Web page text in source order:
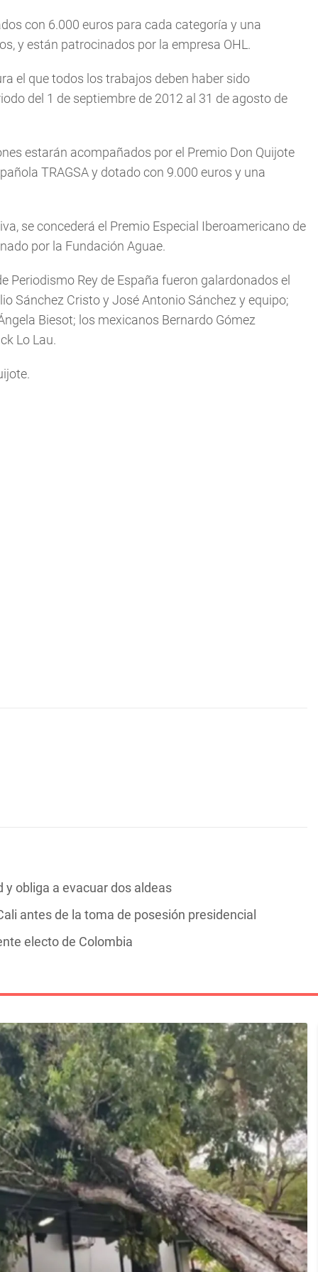
con 6.000 euros para cada categoría y una
y están patrocinados por la empresa OHL.
el que todos los trabajos deben haber sido
del 1 de septiembre de 2012 al 31 de agosto de
estarán acompañados por el Premio Don Quijote
TRAGSA y dotado con 9.000 euros y una
se concederá el Premio Especial Iberoamericano de
por la Fundación Aguae.
Periodismo Rey de España fueron galardonados el
Sánchez Cristo y José Antonio Sánchez y equipo;
Biesot; los mexicanos Bernardo Gómez
Lo Lau.
obliga a evacuar dos aldeas
antes de la toma de posesión presidencial
electo de Colombia